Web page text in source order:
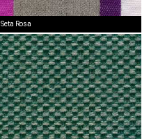
Seta Rosa